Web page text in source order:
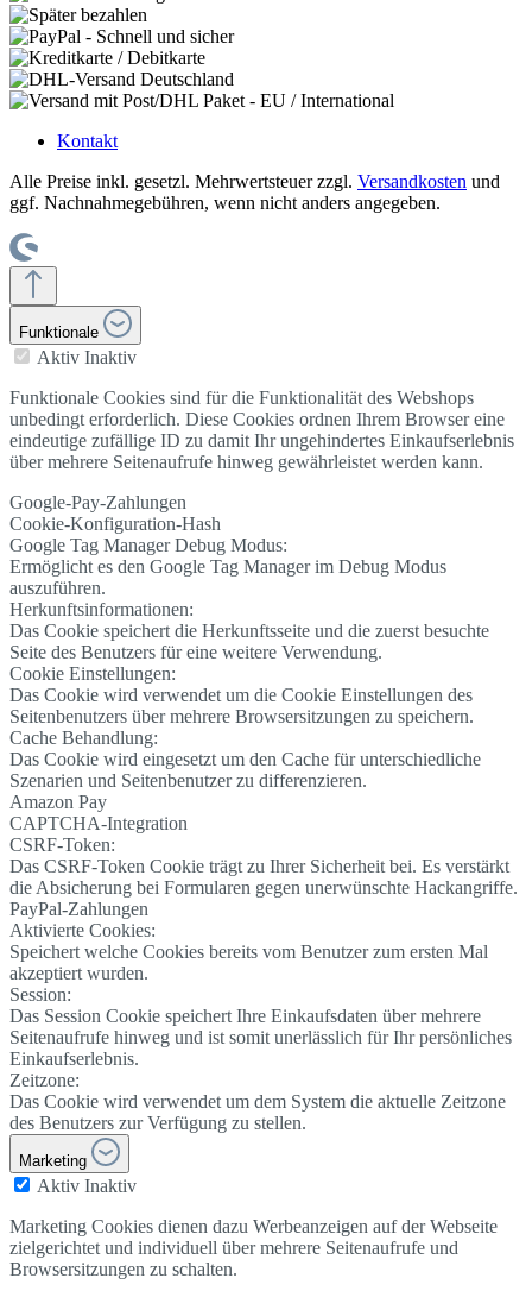
Kontakt
Alle Preise inkl. gesetzl. Mehrwertsteuer zzgl. Versandkosten und
ggf. Nachnahmegebühren, wenn nicht anders angegeben.
Funktionale
Aktiv Inaktiv
Funktionale Cookies sind für die Funktionalität des Webshops
unbedingt erforderlich. Diese Cookies ordnen Ihrem Browser eine
eindeutige zufällige ID zu damit Ihr ungehindertes Einkaufserlebnis
über mehrere Seitenaufrufe hinweg gewährleistet werden kann.
Google-Pay-Zahlungen
Cookie-Konfiguration-Hash
Google Tag Manager Debug Modus:
Ermöglicht es den Google Tag Manager im Debug Modus
auszuführen.
Herkunftsinformationen:
Das Cookie speichert die Herkunftsseite und die zuerst besuchte
Seite des Benutzers für eine weitere Verwendung.
Cookie Einstellungen:
Das Cookie wird verwendet um die Cookie Einstellungen des
Seitenbenutzers über mehrere Browsersitzungen zu speichern.
Cache Behandlung:
Das Cookie wird eingesetzt um den Cache für unterschiedliche
Szenarien und Seitenbenutzer zu differenzieren.
Amazon Pay
CAPTCHA-Integration
CSRF-Token:
Das CSRF-Token Cookie trägt zu Ihrer Sicherheit bei. Es verstärkt
die Absicherung bei Formularen gegen unerwünschte Hackangriffe.
PayPal-Zahlungen
Aktivierte Cookies:
Speichert welche Cookies bereits vom Benutzer zum ersten Mal
akzeptiert wurden.
Session:
Das Session Cookie speichert Ihre Einkaufsdaten über mehrere
Seitenaufrufe hinweg und ist somit unerlässlich für Ihr persönliches
Einkaufserlebnis.
Zeitzone:
Das Cookie wird verwendet um dem System die aktuelle Zeitzone
des Benutzers zur Verfügung zu stellen.
Marketing
Aktiv Inaktiv
Marketing Cookies dienen dazu Werbeanzeigen auf der Webseite
zielgerichtet und individuell über mehrere Seitenaufrufe und
Browsersitzungen zu schalten.